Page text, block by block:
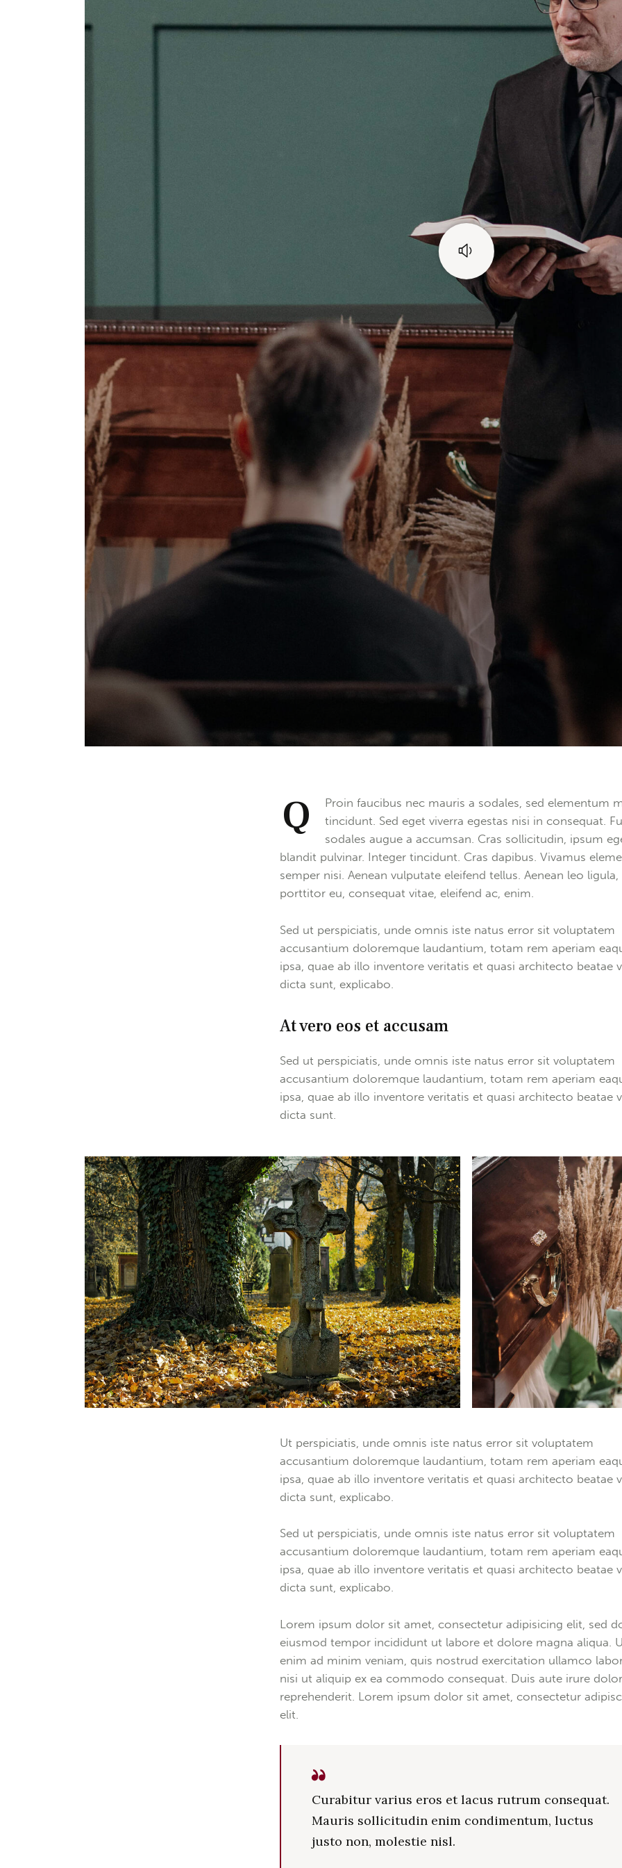
Q
Proin faucibus nec mauris a sodales, sed elementum
tincidunt. Sed eget viverra egestas nisi in consequat.
sodales augue a accumsan. Cras sollicitudin, ipsum
blandit pulvinar. Integer tincidunt. Cras dapibus. Vivamus
semper nisi. Aenean vulputate eleifend tellus. Aenean leo ligula,
porttitor eu, consequat vitae, eleifend ac, enim.
Sed ut perspiciatis, unde omnis iste natus error sit voluptatem
accusantium doloremque laudantium, totam rem aperiam
ipsa, quae ab illo inventore veritatis et quasi architecto beatae
dicta sunt, explicabo.
At vero eos et accusam
Sed ut perspiciatis, unde omnis iste natus error sit voluptatem
accusantium doloremque laudantium, totam rem aperiam
ipsa, quae ab illo inventore veritatis et quasi architecto beatae
dicta sunt.
Ut perspiciatis, unde omnis iste natus error sit voluptatem
accusantium doloremque laudantium, totam rem aperiam
ipsa, quae ab illo inventore veritatis et quasi architecto beatae
dicta sunt, explicabo.
Sed ut perspiciatis, unde omnis iste natus error sit voluptatem
accusantium doloremque laudantium, totam rem aperiam
ipsa, quae ab illo inventore veritatis et quasi architecto beatae
dicta sunt, explicabo.
Lorem ipsum dolor sit amet, consectetur adipisicing elit, sed
eiusmod tempor incididunt ut labore et dolore magna aliqua.
enim ad minim veniam, quis nostrud exercitation ullamco
nisi ut aliquip ex ea commodo consequat. Duis aute irure
reprehenderit. Lorem ipsum dolor sit amet, consectetur
elit.
Curabitur varius eros et lacus rutrum consequat.
Mauris sollicitudin enim condimentum, luctus
justo non, molestie nisl.